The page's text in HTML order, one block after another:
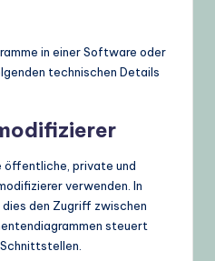
in einer Software oder
technischen Details
öffentliche, private und
verwenden. In
den Zugriff zwischen
steuert